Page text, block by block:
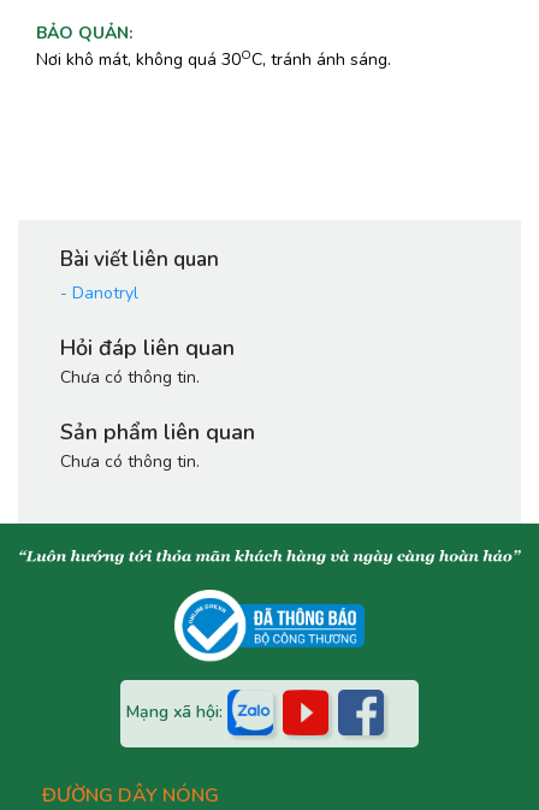
BẢO QUẢN:
Nơi khô mát, không quá 30OC, tránh ánh sáng.
Bài viết liên quan
- Danotryl
Hỏi đáp liên quan
Chưa có thông tin.
Sản phẩm liên quan
Chưa có thông tin.
Mạng xã hội:
ĐƯỜNG DÂY NÓNG